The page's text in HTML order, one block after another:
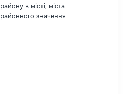
району в місті, міста
районного значення